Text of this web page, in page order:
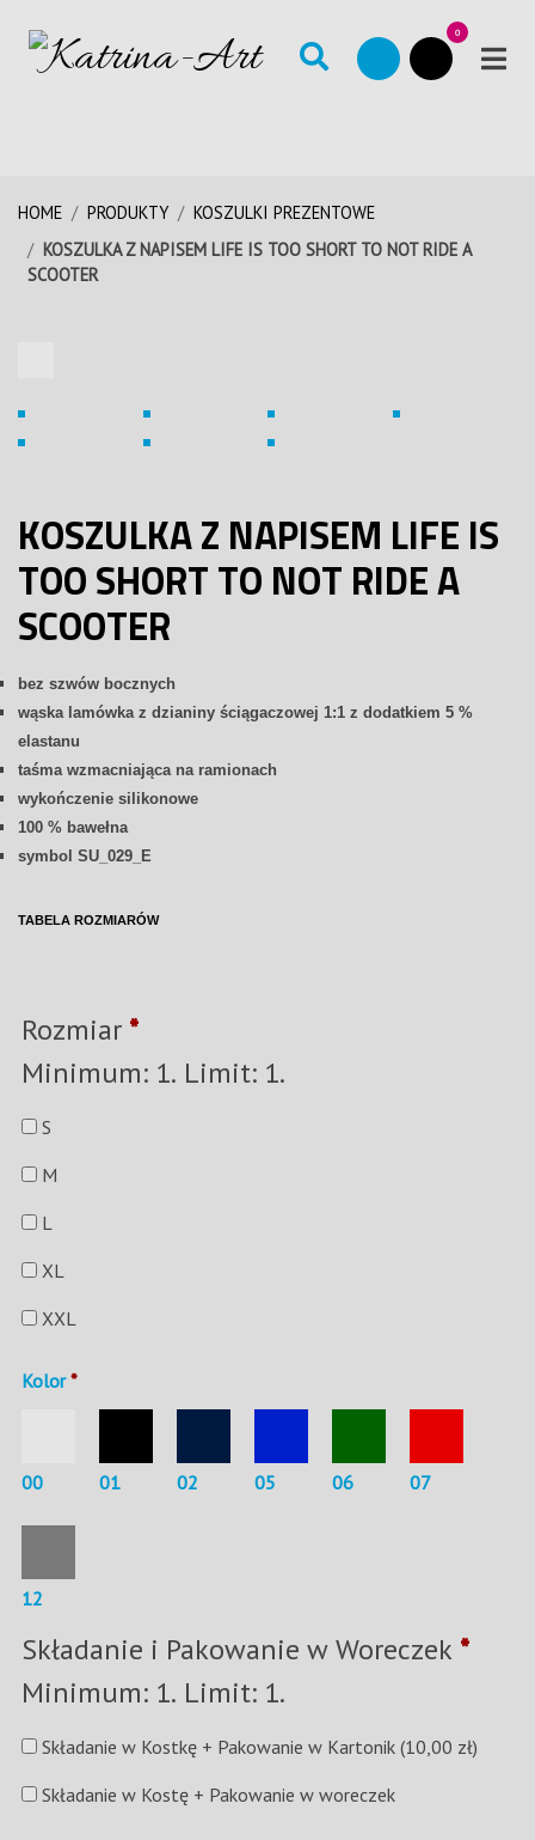
0
HOME PRODUKTY
KOSZULKI PREZENTOWE
KOSZULKA Z NAPISEM LIFE IS TOO SHORT TO NOT RIDE A
SCOOTER
KOSZULKA Z NAPISEM LIFE IS
TOO SHORT TO NOT RIDE A
SCOOTER
bez szwów bocznych
wąska lamówka z dzianiny ściągaczowej 1:1 z dodatkiem 5 %
elastanu
taśma wzmacniająca na ramionach
wykończenie silikonowe
100 % bawełna
symbol SU_029_E
TABELA ROZMIARÓW
Rozmiar *
Minimum: 1. Limit: 1.
S
M
L
XL
XXL
Kolor*
00 01 02 05 06 07
12
Składanie i Pakowanie w Woreczek *
Minimum: 1. Limit: 1.
Składanie w Kostkę + Pakowanie w Kartonik (10,00 zł)
Składanie w Kostę + Pakowanie w woreczek